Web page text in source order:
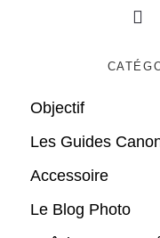
Objectif
Les Guides
Accessoire
Le Blog Photo